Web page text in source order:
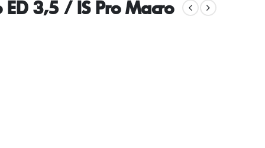
3,5 / IS Pro Macro